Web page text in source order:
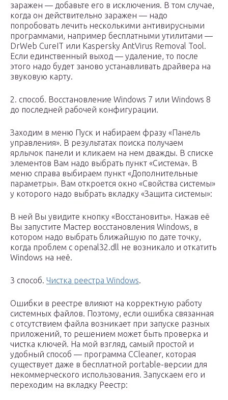
заражен — добавьте его в исключения. В том случае,
когда он действительно заражен — надо
попробовать лечить несколькими антивирусными
программами, например бесплатными утилитами —
DrWeb CureIT или Kaspersky AntVirus Removal Tool.
Если единственный выход — удаление, то после
этого надо будет заново устанавливать драйвера на
звуковую карту.
2. способ. Восстановление Windows 7 или Windows 8
до последней рабочей конфигурации.
Заходим в меню Пуск и набираем фразу «Панель
управления». В результатах поиска получаем
ярлычок панели и кликаем на нем дважды. В списке
элементов Вам надо выбрать пункт «Система». В
меню справа выбираем пункт «Дополнительные
параметры». Вам откроется окно «Свойства системы»
у которого надо выбрать вкладку «Защита системы»:
В ней Вы увидите кнопку «Восстановить». Нажав её
Вы запустите Мастер восстановления Windows, в
котором надо выбрать ближайшую по дате точку,
когда проблем с openal32.dll не возникало и откатить
Windows на неё.
3 способ. Чистка реестра Windows.
Ошибки в реестре влияют на корректную работу
системных файлов. Поэтому, если ошибка связанная
с отсутствием файла возникает при запуске разных
приложений, то решением может быть проверка и
чистка ключей. На мой взгляд, самый простой и
удобный способ — программа CCleaner, которая
существует даже в бесплатной portable-версии для
некоммерческого использования. Запускаем его и
переходим на вкладку Реестр: